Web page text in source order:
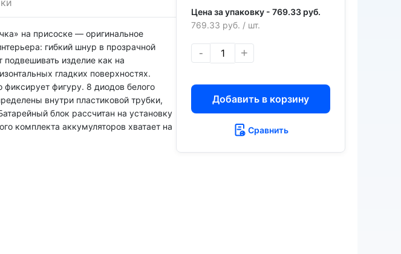
на присоске — оригинальное
гибкий шнур в прозрачной
подвешивать изделие как на
гладких поверхностях.
фигуру. 8 диодов белого
внутри пластиковой трубки,
блок рассчитан на установку
комплекта аккумуляторов хватает на
Цена за упаковку - 769.33 руб.
769.33 руб. / шт.
- +
Добавить в корзину
Сравнить